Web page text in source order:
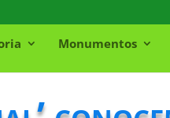
Monumentos